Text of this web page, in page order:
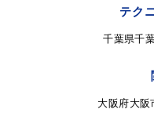
テク
千葉県千
大阪府大阪